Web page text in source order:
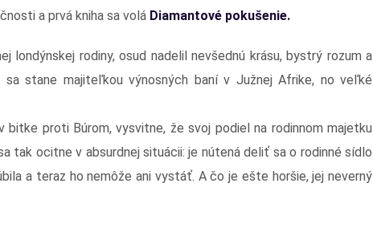
a prvá kniha sa volá Diamantové pokušenie.
londýnskej rodiny, osud nadelil nevšednú krásu, bystrý rozum a
sa stane majiteľkou výnosných baní v Južnej Afrike, no veľké
bitke proti Búrom, vysvitne, že svoj podiel na rodinnom majetku
tak ocitne v absurdnej situácii: je nútená deliť sa o rodinné sídlo
a teraz ho nemôže ani vystáť. A čo je ešte horšie, jej neverný